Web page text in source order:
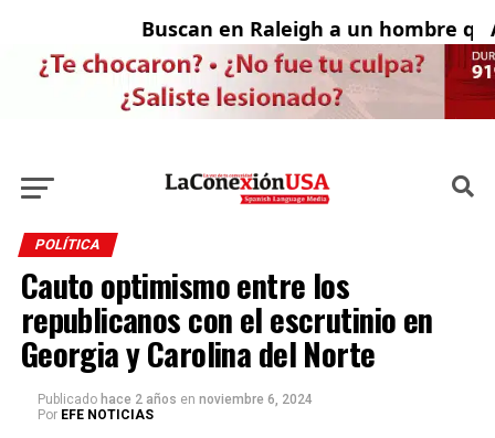
Buscan en Raleigh a un hombre
POLÍTICA
Cauto optimismo entre los
republicanos con el escrutinio en
Georgia y Carolina del Norte
Publicado hace 2 años en noviembre 6, 2024
Por EFE NOTICIAS